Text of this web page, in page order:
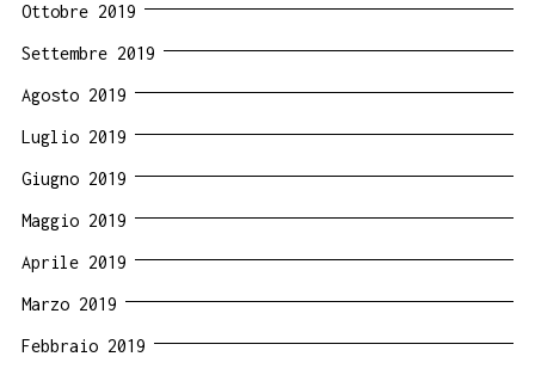
Ottobre 2019
Settembre 2019
Agosto 2019
Luglio 2019
Giugno 2019
Maggio 2019
Aprile 2019
Marzo 2019
Febbraio 2019